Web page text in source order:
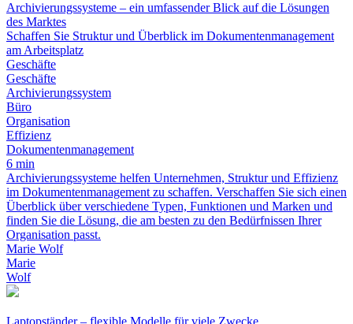
Archivierungssysteme – ein umfassender Blick auf die Lösungen
des Marktes
Schaffen Sie Struktur und Überblick im Dokumentenmanagement
am Arbeitsplatz
Geschäfte
Geschäfte
Archivierungssystem
Büro
Organisation
Effizienz
Dokumentenmanagement
6 min
Archivierungssysteme helfen Unternehmen, Struktur und Effizienz
im Dokumentenmanagement zu schaffen. Verschaffen Sie sich einen
Überblick über verschiedene Typen, Funktionen und Marken und
finden Sie die Lösung, die am besten zu den Bedürfnissen Ihrer
Organisation passt.
Marie Wolf
Marie
Wolf
Laptopständer – flexible Modelle für viele Zwecke